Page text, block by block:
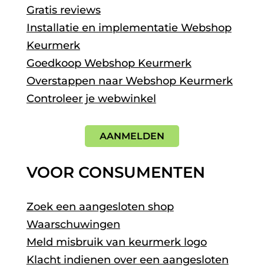
Gratis reviews
Installatie en implementatie Webshop
Keurmerk
Goedkoop Webshop Keurmerk
Overstappen naar Webshop Keurmerk
Controleer je webwinkel
AANMELDEN
VOOR CONSUMENTEN
Zoek een aangesloten shop
Waarschuwingen
Meld misbruik van keurmerk logo
Klacht indienen over een aangesloten